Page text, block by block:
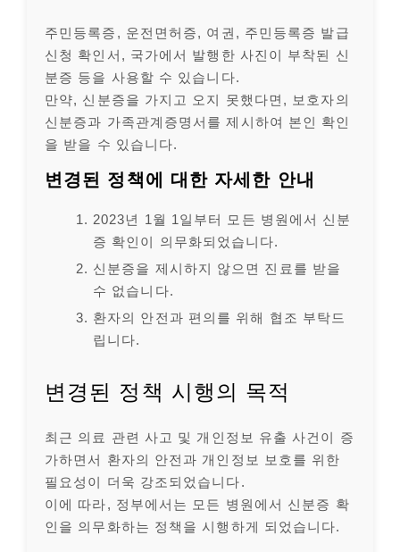
주민등록증, 운전면허증, 여권, 주민등록증 발급
신청 확인서, 국가에서 발행한 사진이 부착된 신
분증 등을 사용할 수 있습니다.
만약, 신분증을 가지고 오지 못했다면, 보호자의
신분증과 가족관계증명서를 제시하여 본인 확인
을 받을 수 있습니다.
변경된 정책에 대한 자세한 안내
2023년 1월 1일부터 모든 병원에서 신분
증 확인이 의무화되었습니다.
신분증을 제시하지 않으면 진료를 받을
수 없습니다.
환자의 안전과 편의를 위해 협조 부탁드
립니다.
변경된 정책 시행의 목적
최근 의료 관련 사고 및 개인정보 유출 사건이 증
가하면서 환자의 안전과 개인정보 보호를 위한
필요성이 더욱 강조되었습니다.
이에 따라, 정부에서는 모든 병원에서 신분증 확
인을 의무화하는 정책을 시행하게 되었습니다.